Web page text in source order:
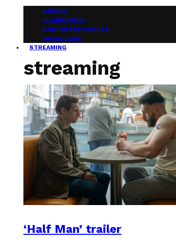
pulsen
vi anbefaler
behind the scenes
interviews
STREAMING
streaming
‘Half Man’ trailer